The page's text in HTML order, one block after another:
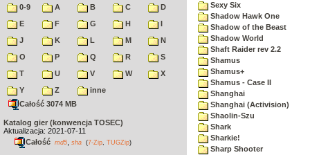
0-9 A B C
D
E
F G H
I
J
K L M
N
O
P Q R
S
T
U V W
X
Y
Z
inne
Całość 3074 MB
Katalog gier (konwencja TOSEC)
Aktualizacja: 2021-07-11
Całość md5 sha (7-Zip TUGZip)
Sexy Six
Shadow Hawk One
Shadow of the Beast
Shadow World
Shaft Raider rev 2.2
Shamus
Shamus+
Shamus - Case II
Shanghai
Shanghai (Activision)
Shaolin-Szu
Shark
Sharkie!
Sharp Shooter